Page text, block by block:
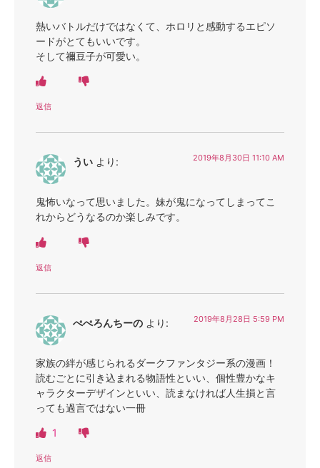
熱いバトルだけではなくて、ホロリと感動するエピソ
ードがとてもいいです。
そして禰豆子が可愛い。
返信
うい より: 2019年8月30日 11:10 AM
鬼怖いなって思いました。妹が鬼になってしまってこ
れからどうなるのか楽しみです。
返信
ぺぺろんちーの より: 2019年8月28日 5:59 PM
家族の絆が感じられるダークファンタジー系の漫画！
読むごとに引き込まれる物語性といい、個性豊かなキ
ャラクターデザインといい、読まなければ人生損と言
っても過言ではない一冊
1
返信